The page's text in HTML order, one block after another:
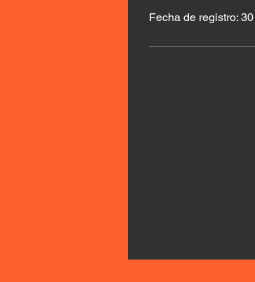
Fecha de registro: